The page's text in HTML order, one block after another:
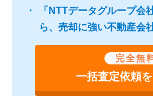
「NTTデータグループ会
ら、売却に強い不動産会
完全無
一括査定依頼